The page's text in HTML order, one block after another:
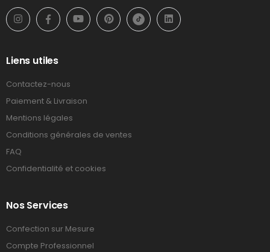
Liens utiles
Contactez-nous
Paiement & Livraison
Mentions légales
Conditions générales de ventes
FAQ
Confidentialité et cookies
Nos Services
Confection sur Mesure
Compte Professionnel